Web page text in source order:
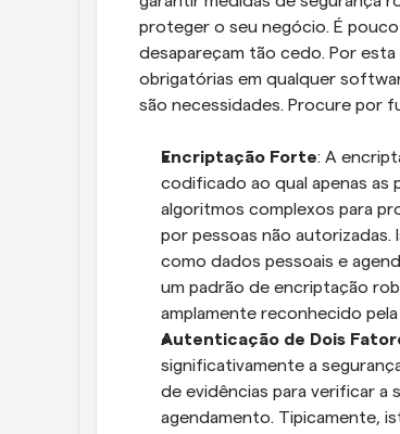
proteger o seu negócio. É
desapareçam tão cedo. Por
obrigatórias em qualquer
são necessidades. Procure por
Encriptação Forte: A
codificado ao qual apenas as
algoritmos complexos para
por pessoas não
como dados pessoais e
um padrão de encriptação
amplamente reconhecido
Autenticação de Dois
significativamente a
de evidências para verificar
agendamento. Tipicamente,